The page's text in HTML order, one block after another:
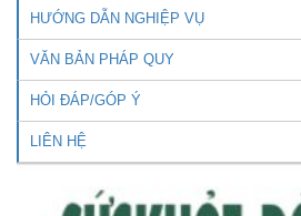
HƯỚNG DẪN NGHIỆP VỤ
VĂN BẢN PHÁP QUY
HỎI ĐÁP/GÓP Ý
LIÊN HỆ